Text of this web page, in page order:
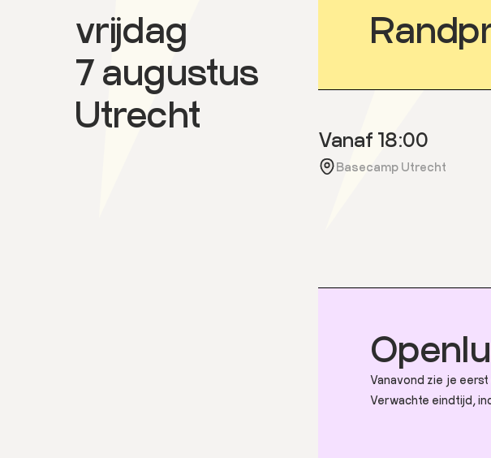
vrijdag
7 augustus
Utrecht
Vanaf 18:00
Basecamp Utrecht
Vanavond zie je
Verwachte eindtijd,